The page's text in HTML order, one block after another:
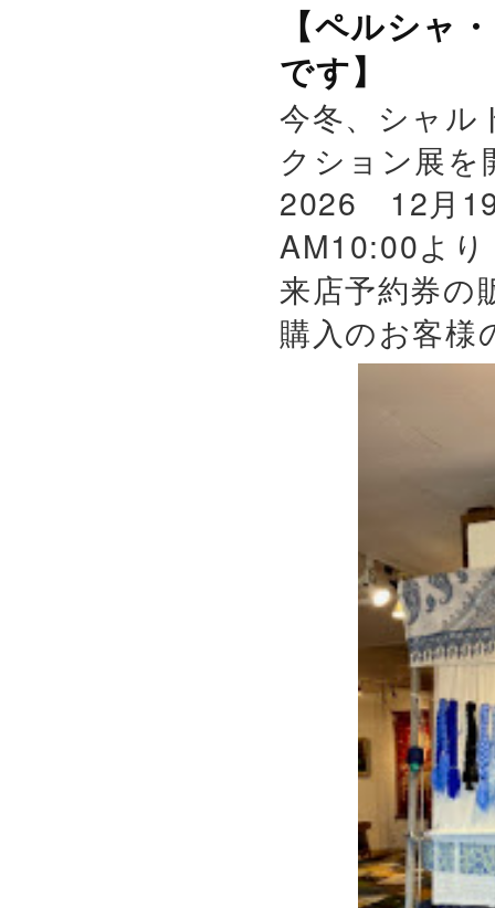
【ペルシャ
です】
今冬、シャル
クション展
2026 12月19
AM10:00よ
来店予約券の
購入のお客様